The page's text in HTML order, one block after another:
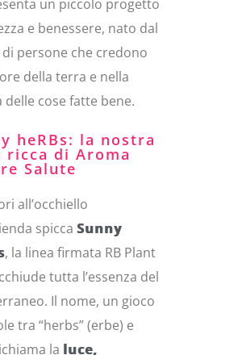
un piccolo progetto
e benessere, nato dal
persone che credono
della terra e nella
delle cose fatte bene.
heRBs: la nostra
ricca di Aroma
Salute
all’occhiello
spicca Sunny
, la linea firmata RB Plant
tutta l’essenza del
Il nome, un gioco
tra “herbs” (erbe) e
la luce,